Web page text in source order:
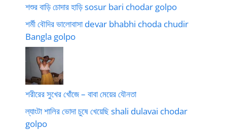
শশুর বাড়ি চোদার হাড়ি sosur bari chodar golpo
শর্মী বৌদির ভালোবাসা devar bhabhi choda chudir
Bangla golpo
শরীরের সুখের খোঁজে – বাবা মেয়ের যৌনতা
ল্যাংটা শালির ভোদা চুষে খেয়েছি shali dulavai chodar
golpo